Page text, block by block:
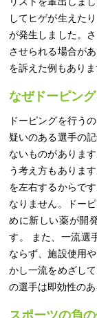
してヒゲが生えた
が発生しました。
させられる場合が
を訴えた例もありま
なぜドーピン
ドーピングを行う
疑いのある選手の
ないものがありま
う考え方もありま
を左右するからで
なりません。ドー
めに新しい薬が開
す。 また、一流選
ならず、施設使用
かし一流をめざし
の選手は即効性の
スポーツの負